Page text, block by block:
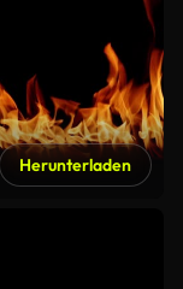
Herunterladen